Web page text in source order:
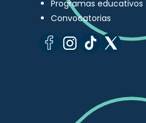
Programas educativos
Convocatorias